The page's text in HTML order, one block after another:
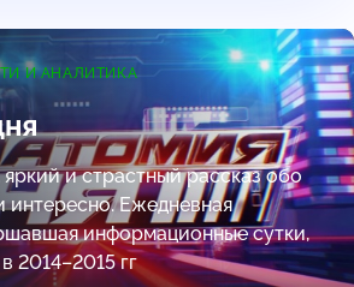
И АНАЛИТИКА
и страстный рассказ обо
интересно. Ежедневная
информационные сутки,
2014–2015 гг